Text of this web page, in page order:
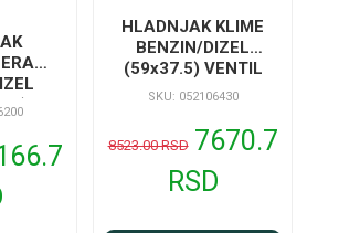
HLADNJAK KLIME
BENZIN/DIZEL
(59x37.5) VENTIL
12mm
SKU: 052106430
8523.00 RSD 7670.7
RSD